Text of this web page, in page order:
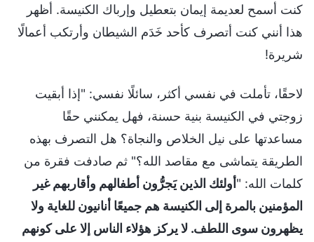
كنت أسمح لعديمة إيمان بتعطيل وإرباك الكنيسة. أظهر
هذا أنني كنت أتصرف كأحد خَدَم الشيطان وأرتكب أعمالًا
شريرة!
لاحقًا، تأملت في نفسي أكثر، سائلًا نفسي: "إذا أبقيت
زوجتي في الكنيسة بنية حسنة، فهل يمكنني حقًا
مساعدتها على نيل الخلاص والنجاة؟ هل التصرف بهذه
الطريقة يتماشى مع مقاصد الله؟" ثم صادفت فقرة من
كلمات الله: "أولئك الذين يَجرُّون أطفالهم وأقاربهم غير
المؤمنين بالمرة إلى الكنيسة هم جميعًا أنانيون للغاية ولا
يظهرون سوى اللطف. لا يركز هؤلاء الناس إلا على كونهم